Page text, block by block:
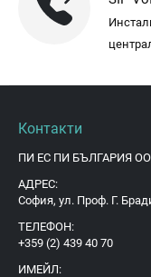
Контакти
ПИ ЕС ПИ БЪЛГАРИЯ
АДРЕС:
София, ул. Проф. Г.
ТЕЛЕФОН:
+359 (2) 439 40 70
ИМЕЙЛ: